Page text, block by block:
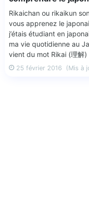
Rikaichan ou rikaikun
vous apprenez le
j’étais étudiant en
ma vie quotidienne au
vient du mot Rikai (理解
25 février 2016 (Mis à